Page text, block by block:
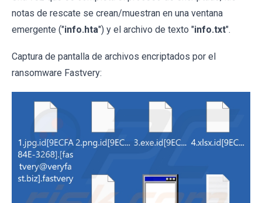
notas de rescate se crean/muestran en una ventana
emergente ("info.hta") y el archivo de texto "info.txt".
Captura de pantalla de archivos encriptados por el
ransomware Fastvery: